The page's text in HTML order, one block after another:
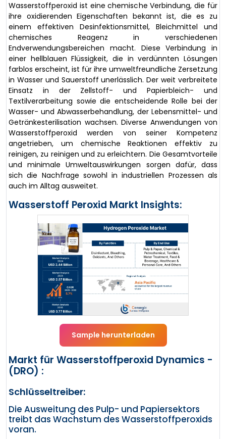
Wasserstoffperoxid ist eine chemische Verbindung, die für
ihre oxidierenden Eigenschaften bekannt ist, die es zu
einem effektiven Desinfektionsmittel, Bleichmittel und
chemisches Reagenz in verschiedenen
Endverwendungsbereichen macht. Diese Verbindung in
einer hellblauen Flüssigkeit, die in verdünnten Lösungen
farblos erscheint, ist für ihre umweltfreundliche Zersetzung
in Wasser und Sauerstoff unerlässlich. Der weit verbreitete
Einsatz in der Zellstoff- und Papierbleich- und
Textilverarbeitung sowie die entscheidende Rolle bei der
Wasser- und Abwasserbehandlung, der Lebensmittel- und
Getränkesterilisation wachsen. Diverse Anwendungen von
Wasserstoffperoxid werden von seiner Kompetenz
angetrieben, um chemische Reaktionen effektiv zu
reinigen, zu reinigen und zu erleichtern. Die Gesamtvorteile
und minimale Umweltauswirkungen sorgen dafür, dass
sich die Nachfrage sowohl in industriellen Prozessen als
auch im Alltag ausweitet.
Wasserstoff Peroxid Markt Insights:
Sample herunterladen
Markt für Wasserstoffperoxid Dynamics -
(DRO) :
Schlüsseltreiber:
Die Ausweitung des Pulp- und Papiersektors
treibt das Wachstum des Wasserstoffperoxids
voran.